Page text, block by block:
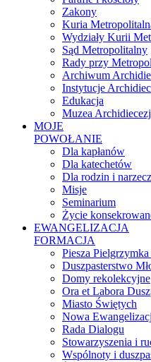
Zakony
Kuria
Wydziały Kurii
Sąd Metropolitalny
Rady przy
Archiwum
Instytucje
Edukacja
Muzea
MOJE
POWOŁANIE
Dla kapłanów
Dla katechetów
Dla rodzin i
Misje
Seminarium
Życie
EWANGELIZACJA
FORMACJA
Piesza
Duszpasterstwo
Domy rekolekcyjne
Ora et Labora
Miasto Świętych
Nowa
Rada Dialogu
Stowarzyszenia i
Wspólnoty i